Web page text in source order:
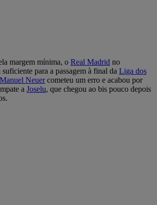
margem mínima, o Real Madrid no
para a passagem à final da Liga dos
Manuel Neuercometeu um erro e acabou por
a Joselu, que chegou ao bis pouco depois